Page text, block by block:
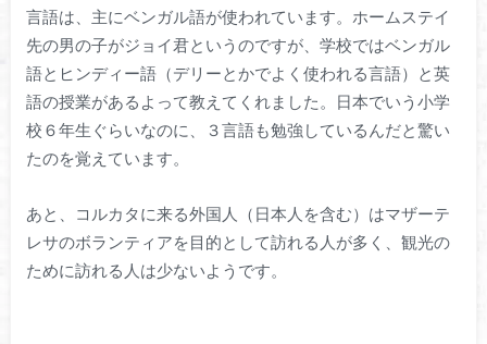
言語は、主にベンガル語が使われています。ホームステイ
先の男の子がジョイ君というのですが、学校ではベンガル
語とヒンディー語（デリーとかでよく使われる言語）と英
語の授業があるよって教えてくれました。日本でいう小学
校６年生ぐらいなのに、３言語も勉強しているんだと驚い
たのを覚えています。
あと、コルカタに来る外国人（日本人を含む）はマザーテ
レサのボランティアを目的として訪れる人が多く、観光の
ために訪れる人は少ないようです。